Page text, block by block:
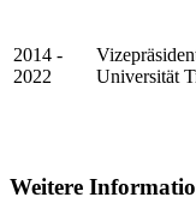
2014 -
2022
Universität
Weitere